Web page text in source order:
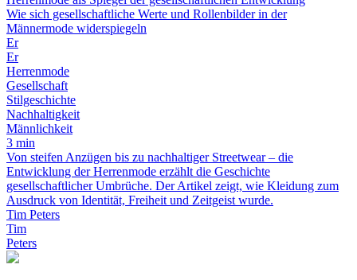
Wie sich gesellschaftliche Werte und Rollenbilder in der
Männermode widerspiegeln
Er
Er
Herrenmode
Gesellschaft
Stilgeschichte
Nachhaltigkeit
Männlichkeit
3 min
Von steifen Anzügen bis zu nachhaltiger Streetwear – die
Entwicklung der Herrenmode erzählt die Geschichte
gesellschaftlicher Umbrüche. Der Artikel zeigt, wie Kleidung zum
Ausdruck von Identität, Freiheit und Zeitgeist wurde.
Tim Peters
Tim
Peters